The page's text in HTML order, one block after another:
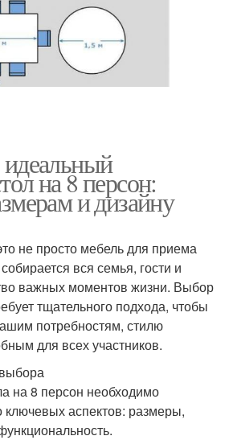
на 8 персон:
и дизайну
не просто мебель для приема
вся семья, гости и
важных моментов жизни. Выбор
тщательного подхода, чтобы
потребностям, стилю
для всех участников.
на 8 персон необходимо
ключевых аспектов: размеры,